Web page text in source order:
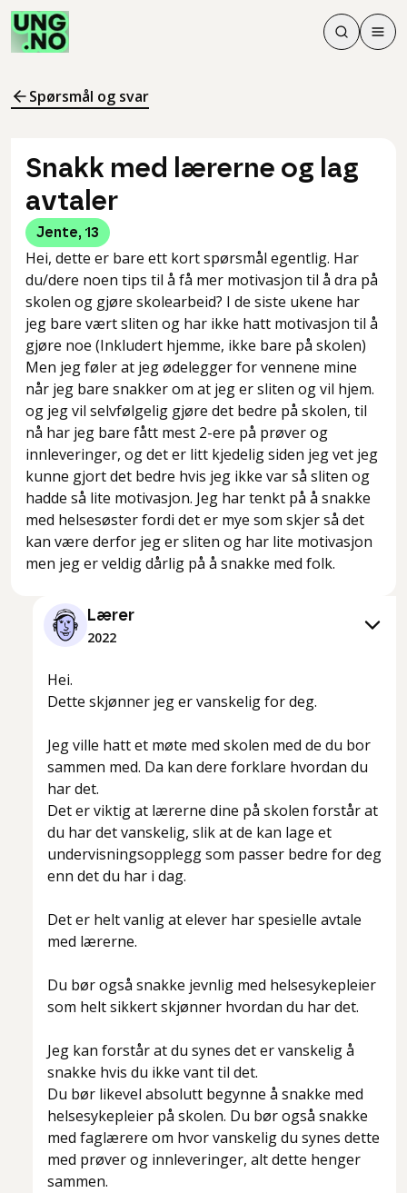
Søk
Søk
Meny
Spørsmål og svar
Snakk med lærerne og lag
avtaler
Jente, 13
Hei, dette er bare ett kort spørsmål egentlig. Har
du/dere noen tips til å få mer motivasjon til å dra på
skolen og gjøre skolearbeid? I de siste ukene har
jeg bare vært sliten og har ikke hatt motivasjon til å
gjøre noe (Inkludert hjemme, ikke bare på skolen)
Men jeg føler at jeg ødelegger for vennene mine
når jeg bare snakker om at jeg er sliten og vil hjem.
og jeg vil selvfølgelig gjøre det bedre på skolen, til
nå har jeg bare fått mest 2-ere på prøver og
innleveringer, og det er litt kjedelig siden jeg vet jeg
kunne gjort det bedre hvis jeg ikke var så sliten og
hadde så lite motivasjon. Jeg har tenkt på å snakke
med helsesøster fordi det er mye som skjer så det
kan være derfor jeg er sliten og har lite motivasjon
men jeg er veldig dårlig på å snakke med folk.
Lærer
2022
Hei.
Dette skjønner jeg er vanskelig for deg.
Jeg ville hatt et møte med skolen med de du bor
sammen med. Da kan dere forklare hvordan du
har det.
Det er viktig at lærerne dine på skolen forstår at
du har det vanskelig, slik at de kan lage et
undervisningsopplegg som passer bedre for deg
enn det du har i dag.
Det er helt vanlig at elever har spesielle avtale
med lærerne.
Du bør også snakke jevnlig med helsesykepleier
som helt sikkert skjønner hvordan du har det.
Jeg kan forstår at du synes det er vanskelig å
snakke hvis du ikke vant til det.
Du bør likevel absolutt begynne å snakke med
helsesykepleier på skolen. Du bør også snakke
med faglærere om hvor vanskelig du synes dette
med prøver og innleveringer, alt dette henger
sammen.